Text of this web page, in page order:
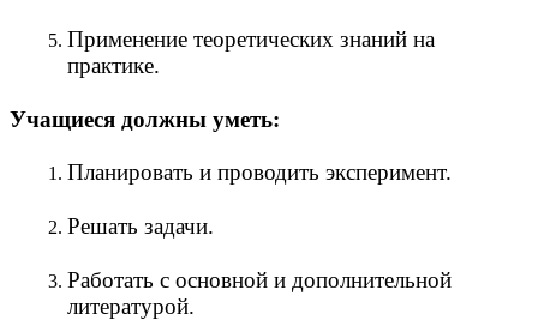
Применение теоретических знаний на
практике.
Учащиеся должны уметь:
Планировать и проводить эксперимент.
Решать задачи.
Работать с основной и дополнительной
литературой.